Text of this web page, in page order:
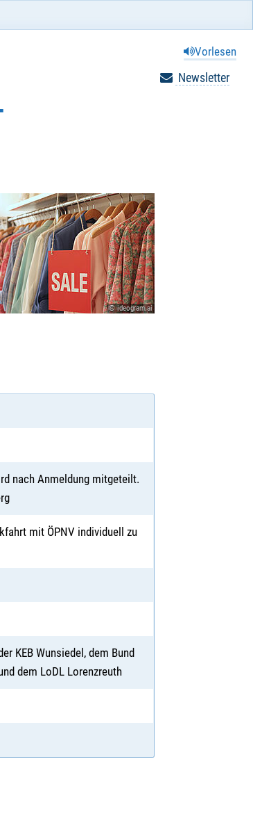
Vorlesen
Newsletter
© ideogram.ai
nach Anmeldung mitgeteilt.
mit ÖPNV individuell zu
KEB Wunsiedel, dem Bund
dem LoDL Lorenzreuth